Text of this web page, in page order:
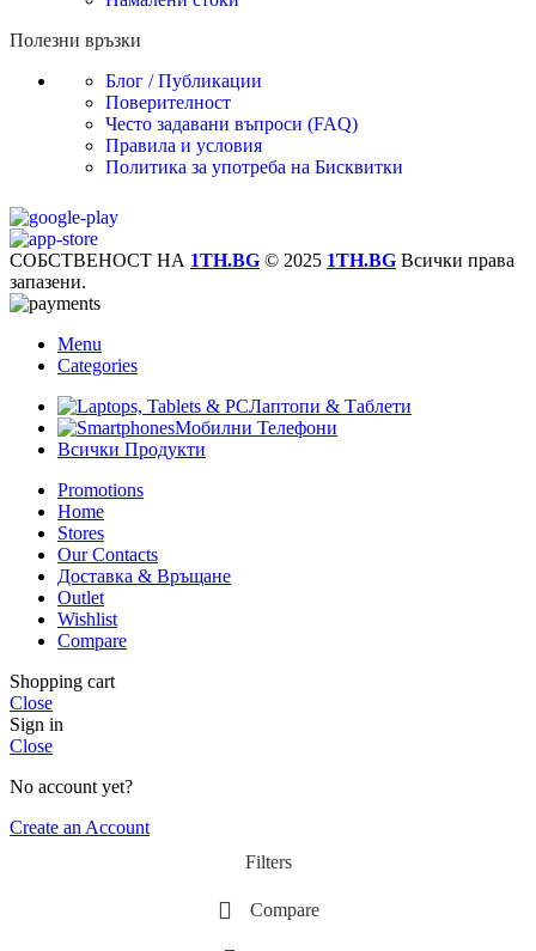
Полезни връзки
Блог / Публикации
Поверителност
Често задавани въпроси (FAQ)
Правила и условия
Политика за употреба на Бисквитки
СОБСТВЕНОСТ НА 1TH.BG © 2025 1TH.BG Всички права
запазени.
Menu
Categories
Лаптопи & Таблети
Мобилни Телефони
Всички Продукти
Promotions
Home
Stores
Our Contacts
Доставка & Връщане
Outlet
Wishlist
Compare
Shopping cart
Close
Sign in
Close
No account yet?
Create an Account
Filters
Compare